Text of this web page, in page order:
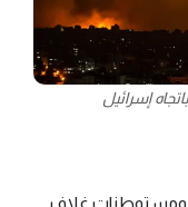
إسرائيل
ومستوطنات غلاف